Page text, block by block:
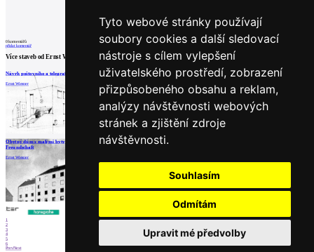
Tyto webové stránky používají
soubory cookies a další sledovací
nástroje s cílem vylepšení
uživatelského prostředí, zobrazení
přizpůsobeného obsahu a reklam,
analýzy návštěvnosti webových
stránek a zjištění zdroje
návštěvnosti.
Souhlasím
Odmítám
Upravit mé předvolby
0komentářů
přidat komentář
Více staveb odErnst Wiesner
Návrh poštovního a telegrafního úřadu
Ernst Wiesner
Palác Morava
Ernst Wiesner
Prodejna obuvi F. L. Poppera
Obytný dům s malými byty družstva
Freundschaft
Ernst Wiesner
načíst další
1
2
3
4
5
6
PrevNext